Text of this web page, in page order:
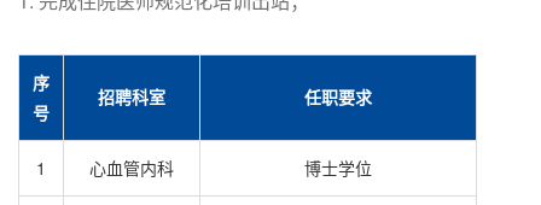
序
号
招聘科室 任职要求
1 心血管内科 博士学位